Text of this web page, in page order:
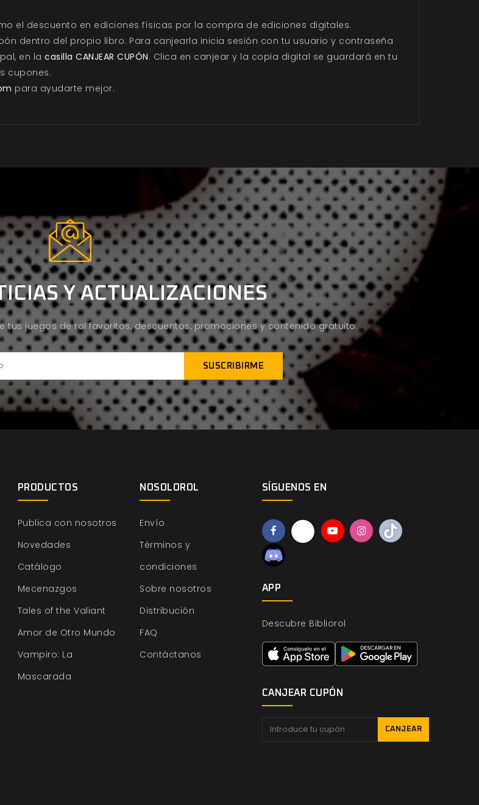
el descuento en ediciones físicas por la compra de ediciones digitales.
dentro del propio libro. Para canjearla inicia sesión con tu usuario y contraseña
en la casilla CANJEAR CUPÓN. Clica en canjear y la copia digital se guardará en tu
cupones.
para ayudarte mejor.
Y ACTUALIZACIONES
juegos de rol favoritos, descuentos, promociones y contenido gratuito.
PRODUCTOS
Publica con nosotros
Novedades
Catálogo
Mecenazgos
Tales of the Valiant
Amor de Otro Mundo
Vampiro: La
Mascarada
NOSOLOROL
Envío
Términos y
condiciones
Sobre nosotros
Distribución
FAQ
Contáctanos
SÍGUENOS EN
APP
Descubre Bibliorol
CANJEAR CUPÓN
CANJEAR